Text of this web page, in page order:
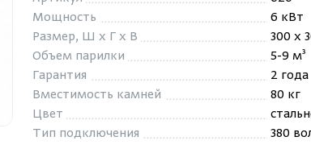
Облицовка и порталы
SPA-оборудование
Аксессуары
Мощность
6 кВт
Размер, Ш x Г x В
300 x
Объем парилки
5-9 м³
Гарантия
2 года
Вместимость камней
80 кг
Цвет
Тип подключения
380